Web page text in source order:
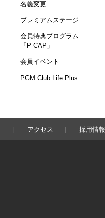
名義変更
プレミアムステージ
会員特典プログラム
「P-CAP」
会員イベント
PGM Club Life Plus
アクセス 採用情報